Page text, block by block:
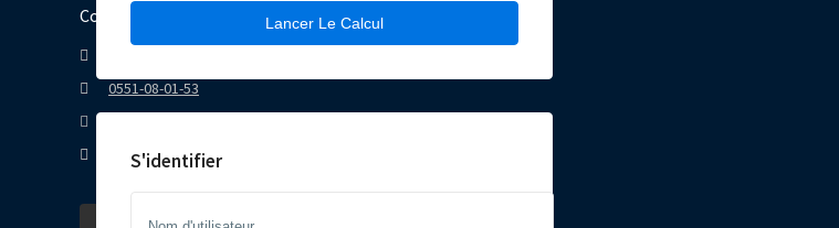
Lancer Le Calcul
S'identifier
Contactez Nous
0551-08-01-53
FPIXELS AGENCY